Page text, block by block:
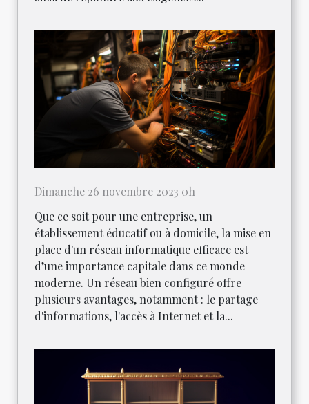
Dimanche 26 novembre 2023 0h
Que ce soit pour une entreprise, un
établissement éducatif ou à domicile, la mise en
place d'un réseau informatique efficace est
d’une importance capitale dans ce monde
moderne. Un réseau bien configuré offre
plusieurs avantages, notamment : le partage
d'informations, l'accès à Internet et la...